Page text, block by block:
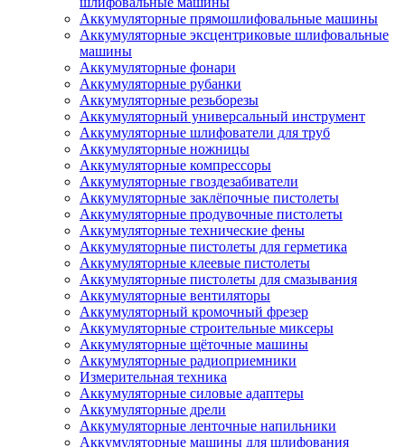
Аккумуляторные прямошлифовальные машины
Аккумуляторные эксцентриковые шлифовальные
машины
Аккумуляторные фонари
Аккумуляторные рубанки
Аккумуляторные резьборезы
Аккумуляторный универсальный инструмент
Аккумуляторные шлифователи для труб
Аккумуляторные ножницы
Аккумуляторные компрессоры
Аккумуляторные гвоздезабиватели
Аккумуляторные заклёпочные пистолеты
Аккумуляторные продувочные пистолеты
Аккумуляторные технические фены
Аккумуляторные пистолеты для герметика
Аккумуляторные клеевые пистолеты
Аккумуляторные пистолеты для смазывания
Аккумуляторные вентиляторы
Аккумуляторный кромочный фрезер
Аккумуляторные строительные миксеры
Аккумуляторные щёточные машины
Аккумуляторные радиоприемники
Измерительная техника
Аккумуляторные силовые адаптеры
Аккумуляторные дрели
Аккумуляторные ленточные напильники
Аккумуляторные машины для шлифования